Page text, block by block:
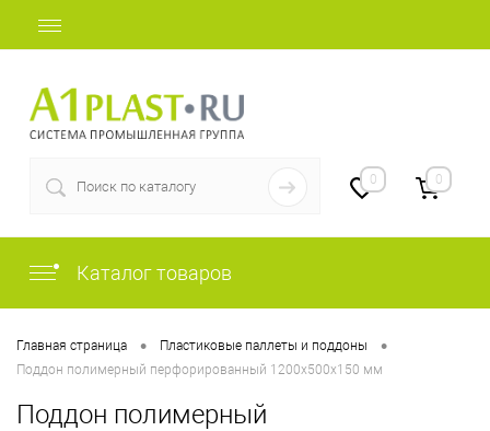
0 0
Каталог товаров
Главная страница • Пластиковые паллеты и поддоны •
Поддон полимерный перфорированный 1200х500х150 мм
Поддон полимерный